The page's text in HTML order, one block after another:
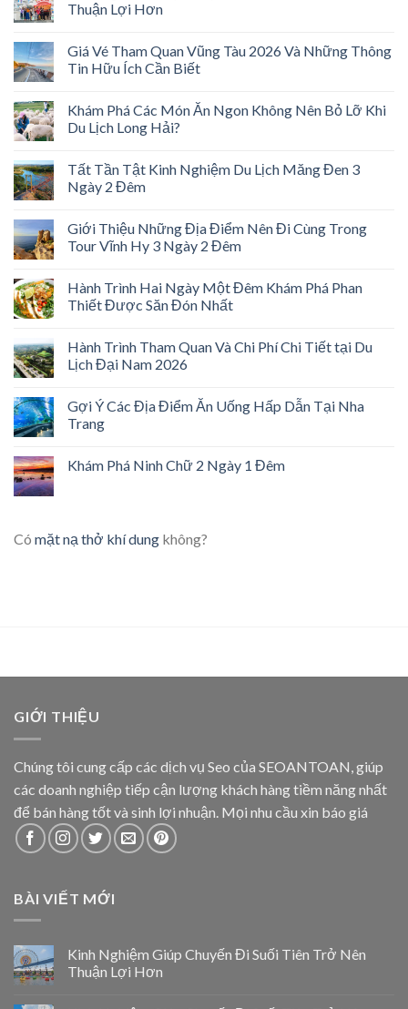
Thuận Lợi Hơn
Giá Vé Tham Quan Vũng Tàu 2026 Và Những Thông
Tin Hữu Ích Cần Biết
Khám Phá Các Món Ăn Ngon Không Nên Bỏ Lỡ Khi
Du Lịch Long Hải?
Tất Tần Tật Kinh Nghiệm Du Lịch Măng Đen 3
Ngày 2 Đêm
Giới Thiệu Những Địa Điểm Nên Đi Cùng Trong
Tour Vĩnh Hy 3 Ngày 2 Đêm
Hành Trình Hai Ngày Một Đêm Khám Phá Phan
Thiết Được Săn Đón Nhất
Hành Trình Tham Quan Và Chi Phí Chi Tiết tại Du
Lịch Đại Nam 2026
Gợi Ý Các Địa Điểm Ăn Uống Hấp Dẫn Tại Nha
Trang
Khám Phá Ninh Chữ 2 Ngày 1 Đêm
Có mặt nạ thở khí dung không?
GIỚI THIỆU
Chúng tôi cung cấp các dịch vụ Seo của SEOANTOAN, giúp
các doanh nghiệp tiếp cận lượng khách hàng tiềm năng nhất
để bán hàng tốt và sinh lợi nhuận. Mọi nhu cầu xin báo giá
BÀI VIẾT MỚI
Kinh Nghiệm Giúp Chuyến Đi Suối Tiên Trở Nên
Thuận Lợi Hơn